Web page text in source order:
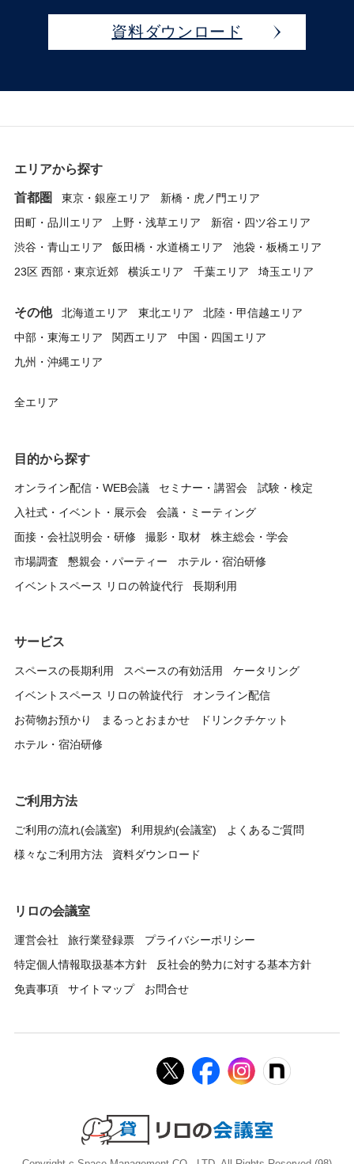
資料ダウンロード
エリアから探す
首都圏 東京・銀座エリア
新橋・虎ノ門エリア
田町・品川エリア
上野・浅草エリア
新宿・四ツ谷エリア
渋谷・青山エリア
飯田橋・水道橋エリア
池袋・板橋エリア
23区 西部・東京近郊
横浜エリア 千葉エリア 埼玉エリア
その他 北海道エリア 東北エリア
北陸・甲信越エリア
中部・東海エリア
関西エリア
中国・四国エリア
九州・沖縄エリア
全エリア
目的から探す
オンライン配信・WEB会議 セミナー・講習会
試験・検定
入社式・イベント・展示会
会議・ミーティング
面接・会社説明会・研修
撮影・取材
株主総会・学会
市場調査
懇親会・パーティー
ホテル・宿泊研修
イベントスペース リロの斡旋代行
長期利用
サービス
スペースの長期利用 スペースの有効活用
ケータリング
イベントスペース リロの斡旋代行
オンライン配信
お荷物お預かり
まるっとおまかせ
ドリンクチケット
ホテル・宿泊研修
ご利用方法
ご利用の流れ(会議室) 利用規約(会議室)
よくあるご質問
様々なご利用方法
資料ダウンロード
リロの会議室
運営会社 旅行業登録票
プライバシーポリシー
特定個人情報取扱基本方針
反社会的勢力に対する基本方針
免責事項
サイトマップ お問合せ